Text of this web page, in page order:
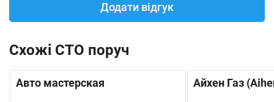
Infiniti Chery
Додати відгук
Схожі СТО поруч
Авто мастерская Айхен Газ